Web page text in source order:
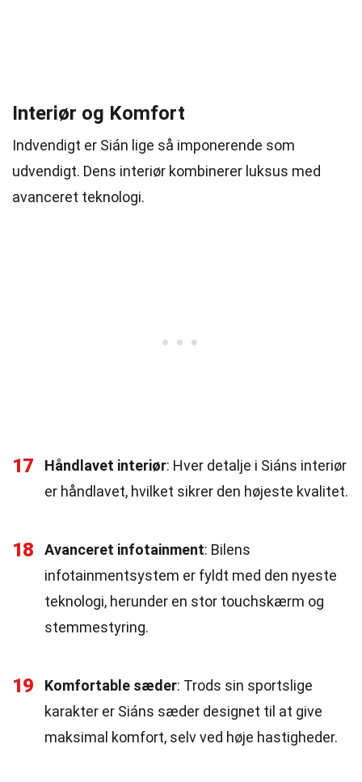
Interiør og Komfort
Indvendigt er Sián lige så imponerende som
udvendigt. Dens interiør kombinerer luksus med
avanceret teknologi.
17 Håndlavet interiør: Hver detalje i Siáns interiør
er håndlavet, hvilket sikrer den højeste kvalitet.
18 Avanceret infotainment: Bilens
infotainmentsystem er fyldt med den nyeste
teknologi, herunder en stor touchskærm og
stemmestyring.
19 Komfortable sæder: Trods sin sportslige
karakter er Siáns sæder designet til at give
maksimal komfort, selv ved høje hastigheder.